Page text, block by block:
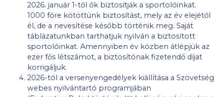
2026. január 1-től ők biztosítják a sportolóinkat.
1000 főre kötöttünk biztosítást, mely az év elejétől
él, de a nevesítése később történik meg. Saját
táblázatunkban tarthatjuk nyilván a biztosított
sportolóinkat. Amennyiben év közben átlépjük az
ezer fős létszámot, a biztosítónak fizetendő díjat
korrigáljuk.
2026-tól a versenyengedélyek kiállítása a Szövetség
webes nyilvántartó programjában